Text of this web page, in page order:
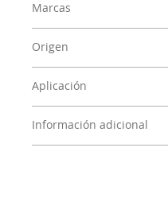
Marcas
Origen
Aplicación
Información adicional